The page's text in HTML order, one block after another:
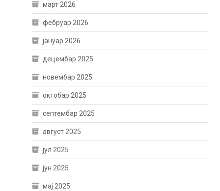
март 2026
фебруар 2026
јануар 2026
децембар 2025
новембар 2025
октобар 2025
септембар 2025
август 2025
јул 2025
јун 2025
мај 2025